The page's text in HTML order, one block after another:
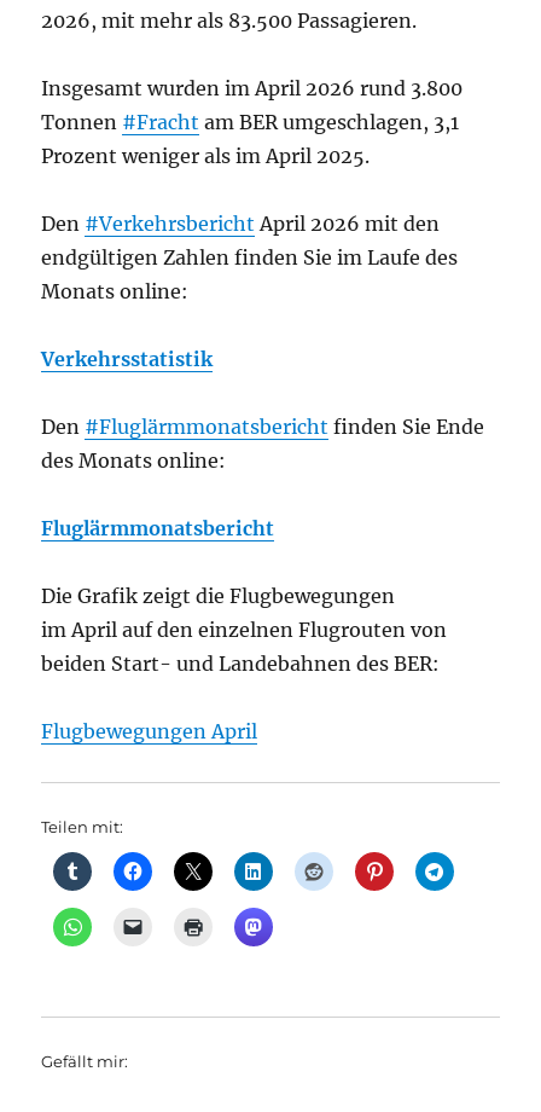
2026, mit mehr als 83.500 Passagieren.
Insgesamt wurden im April 2026 rund 3.800
Tonnen #Fracht am BER umgeschlagen, 3,1
Prozent weniger als im April 2025.
Den #Verkehrsbericht April 2026 mit den
endgültigen Zahlen finden Sie im Laufe des
Monats online:
Verkehrsstatistik
Den #Fluglärmmonatsbericht finden Sie Ende
des Monats online:
Fluglärmmonatsbericht
Die Grafik zeigt die Flugbewegungen
im April auf den einzelnen Flugrouten von
beiden Start- und Landebahnen des BER:
Flugbewegungen April
Teilen mit:
Gefällt mir: